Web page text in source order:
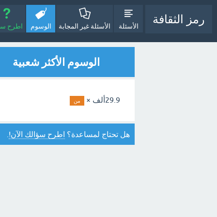
رمز الثقافة
الأسئلة الأسئلة غير المجابة الوسوم اطرح
الوسوم الأكثر شعبية
29.9ألف × من
هل تحتاج لمساعدة؟ اطرح سؤالك الآن!